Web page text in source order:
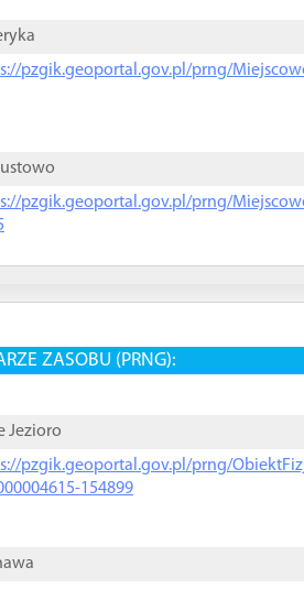
pzgik.geoportal.gov.pl/prng/
pzgik.geoportal.gov.pl/prng/
ZASOBU (PRNG):
Jezioro
pzgik.geoportal.gov.pl/prng/
154899